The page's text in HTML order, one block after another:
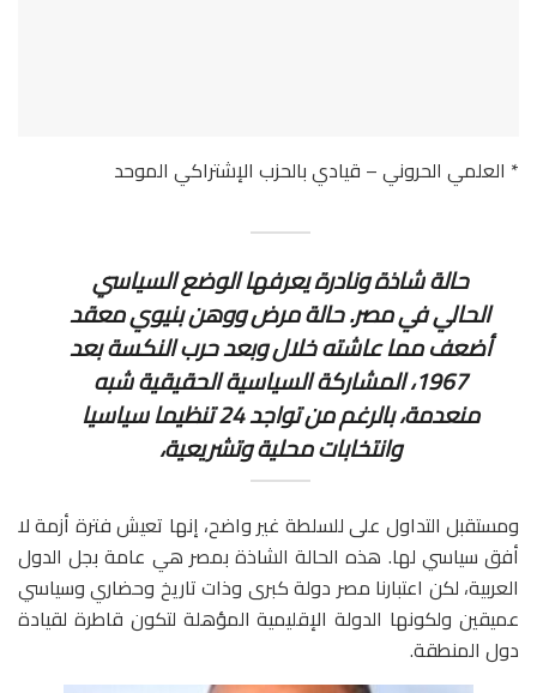
* العلمي الحروني – قيادي بالحزب الإشتراكي الموحد
حالة شاذة ونادرة يعرفها الوضع السياسي
الحالي في مصر. حالة مرض ووهن بنيوي معقد
أضعف مما عاشته خلال وبعد حرب النكسة بعد
1967، المشاركة السياسية الحقيقية شبه
منعدمة، بالرغم من تواجد 24 تنظيما سياسيا
وانتخابات محلية وتشريعية،
ومستقبل التداول على للسلطة غير واضح، إنها تعيش فترة أزمة لا
أفق سياسي لها. هذه الحالة الشاذة بمصر هي عامة بجل الدول
العربية، لكن اعتبارنا مصر دولة كبرى وذات تاريخ وحضاري وسياسي
عميقين ولكونها الدولة الإقليمية المؤهلة لتكون قاطرة لقيادة
دول المنطقة.